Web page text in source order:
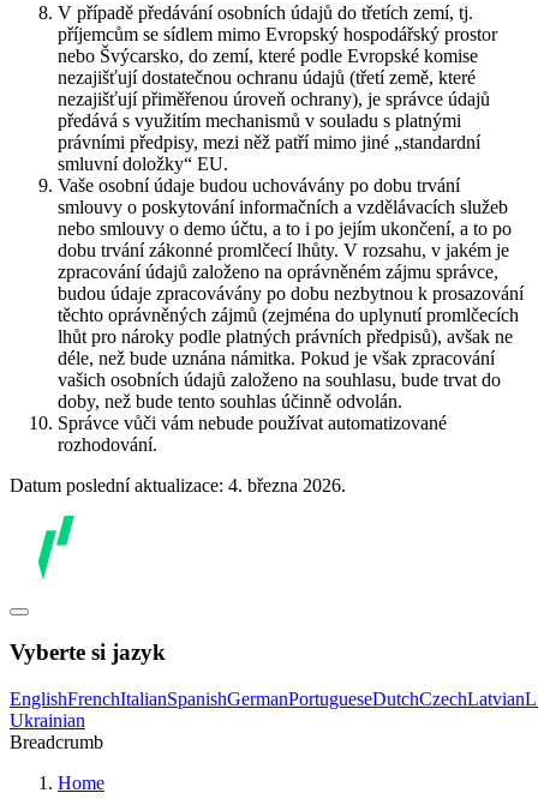
V případě předávání osobních údajů do třetích zemí, tj.
příjemcům se sídlem mimo Evropský hospodářský prostor
nebo Švýcarsko, do zemí, které podle Evropské komise
nezajišťují dostatečnou ochranu údajů (třetí země, které
nezajišťují přiměřenou úroveň ochrany), je správce údajů
předává s využitím mechanismů v souladu s platnými
právními předpisy, mezi něž patří mimo jiné „standardní
smluvní doložky“ EU.
Vaše osobní údaje budou uchovávány po dobu trvání
smlouvy o poskytování informačních a vzdělávacích služeb
nebo smlouvy o demo účtu, a to i po jejím ukončení, a to po
dobu trvání zákonné promlčecí lhůty. V rozsahu, v jakém je
zpracování údajů založeno na oprávněném zájmu správce,
budou údaje zpracovávány po dobu nezbytnou k prosazování
těchto oprávněných zájmů (zejména do uplynutí promlčecích
lhůt pro nároky podle platných právních předpisů), avšak ne
déle, než bude uznána námitka. Pokud je však zpracování
vašich osobních údajů založeno na souhlasu, bude trvat do
doby, než bude tento souhlas účinně odvolán.
Správce vůči vám nebude používat automatizované
rozhodování.
Datum poslední aktualizace: 4. března 2026.
Vyberte si jazyk
EnglishFrenchItalianSpanishGermanPortugueseDutchCzechLatvian
Ukrainian
Breadcrumb
Home